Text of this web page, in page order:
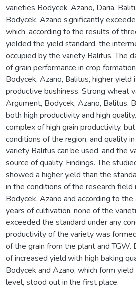
varieties Bodycek, Azano, Daria,
Bodycek, Azano significantly
which, according to the results of
yielded the yield standard, the
occupied by the variety Balitus. The
of grain performance in crop
Bodycek, Azano, Balitus, higher
productive bushiness. Strong wheat
Argument, Bodycek, Azano, Balitus.
both high productivity and high
complex of high grain productivity,
conditions of the region, and quality
variety Balitus can be used, and the
source of quality. Findings. The
showed a higher yield than the
in the conditions of the research field
Bodycek, Azano and according to
years of cultivation, none of the
exceeded the standard under any
productivity of the variety was
of the grain from the plant and TGW.
of increased yield with high baking
Bodycek and Azano, which form
level, stood out in the first place.